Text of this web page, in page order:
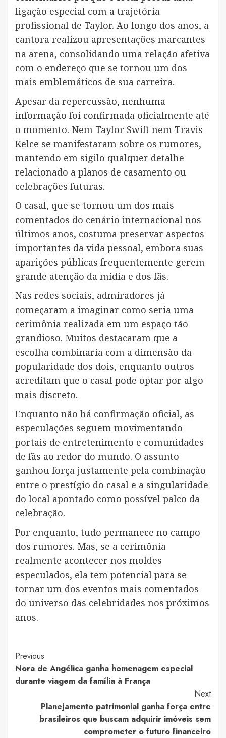
ligação especial com a trajetória
profissional de Taylor. Ao longo dos anos, a
cantora realizou apresentações marcantes
na arena, consolidando uma relação afetiva
com o endereço que se tornou um dos
mais emblemáticos de sua carreira.
Apesar da repercussão, nenhuma
informação foi confirmada oficialmente até
o momento. Nem Taylor Swift nem Travis
Kelce se manifestaram sobre os rumores,
mantendo em sigilo qualquer detalhe
relacionado a planos de casamento ou
celebrações futuras.
O casal, que se tornou um dos mais
comentados do cenário internacional nos
últimos anos, costuma preservar aspectos
importantes da vida pessoal, embora suas
aparições públicas frequentemente gerem
grande atenção da mídia e dos fãs.
Nas redes sociais, admiradores já
começaram a imaginar como seria uma
cerimônia realizada em um espaço tão
grandioso. Muitos destacaram que a
escolha combinaria com a dimensão da
popularidade dos dois, enquanto outros
acreditam que o casal pode optar por algo
mais discreto.
Enquanto não há confirmação oficial, as
especulações seguem movimentando
portais de entretenimento e comunidades
de fãs ao redor do mundo. O assunto
ganhou força justamente pela combinação
entre o prestígio do casal e a singularidade
do local apontado como possível palco da
celebração.
Por enquanto, tudo permanece no campo
dos rumores. Mas, se a cerimônia
realmente acontecer nos moldes
especulados, ela tem potencial para se
tornar um dos eventos mais comentados
do universo das celebridades nos próximos
anos.
Post
Navigation
Previous
Nora de Angélica ganha homenagem especial
durante viagem da família à França
Next
Planejamento patrimonial ganha força entre
brasileiros que buscam adquirir imóveis sem
comprometer o futuro financeiro